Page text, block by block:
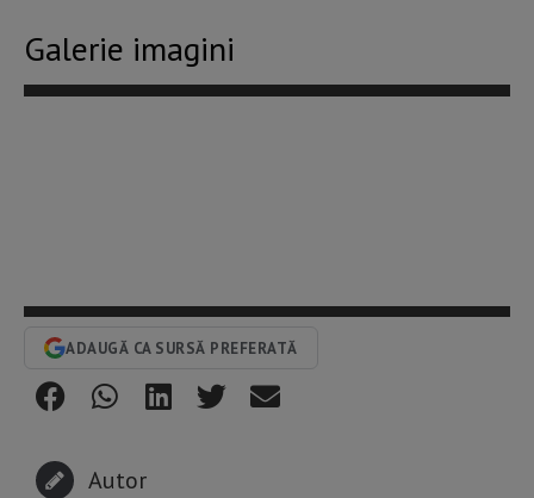
Galerie imagini
ADAUGĂ CA SURSĂ PREFERATĂ
Autor